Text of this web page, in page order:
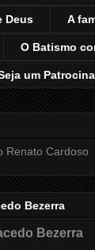
Deus A
O Batismo
um
Renato Cardoso
Bezerra
Bezerra